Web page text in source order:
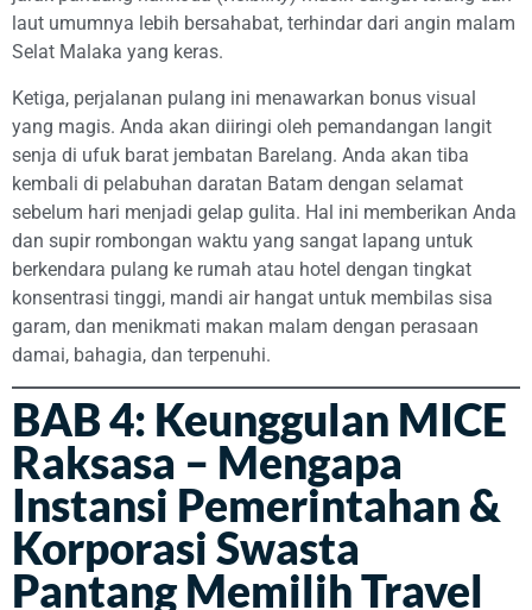
laut umumnya lebih bersahabat, terhindar dari angin malam
Selat Malaka yang keras.
Ketiga, perjalanan pulang ini menawarkan bonus visual
yang magis. Anda akan diiringi oleh pemandangan langit
senja di ufuk barat jembatan Barelang. Anda akan tiba
kembali di pelabuhan daratan Batam dengan selamat
sebelum hari menjadi gelap gulita. Hal ini memberikan Anda
dan supir rombongan waktu yang sangat lapang untuk
berkendara pulang ke rumah atau hotel dengan tingkat
konsentrasi tinggi, mandi air hangat untuk membilas sisa
garam, dan menikmati makan malam dengan perasaan
damai, bahagia, dan terpenuhi.
BAB 4: Keunggulan MICE
Raksasa – Mengapa
Instansi Pemerintahan &
Korporasi Swasta
Pantang Memilih Travel